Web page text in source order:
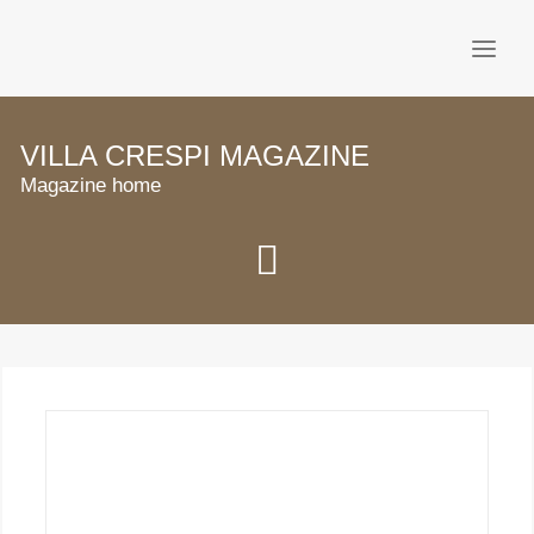
L’HÉBERGEMENT
CHAMBRE ET SUITES
OFFRES
VILLA CRESPI MAGAZINE
Magazine home